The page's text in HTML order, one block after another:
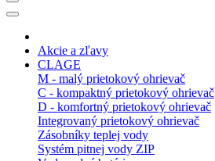
Akcie a zľavy
CLAGE
M - malý prietokový ohrievač
C - kompaktný prietokový ohrievač
D - komfortný prietokový ohrievač
Integrovaný prietokový ohrievač
Zásobníky teplej vody
Systém pitnej vody ZIP